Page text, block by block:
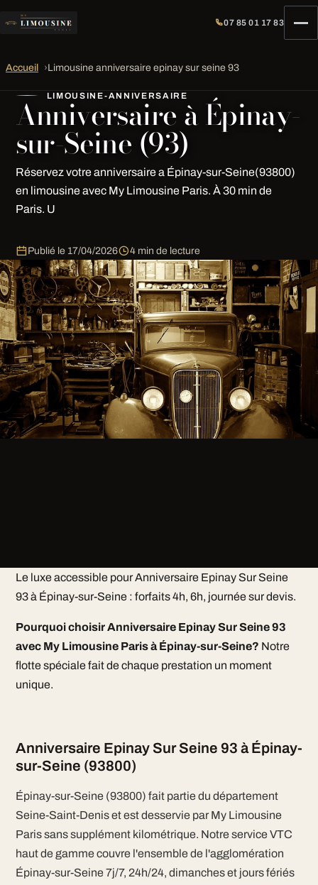
07 85 01 17 83
Accueil ›Limousine anniversaire epinay sur seine 93
LIMOUSINE-ANNIVERSAIRE
Anniversaire à Épinay-
sur-Seine (93)
Réservez votre anniversaire a Épinay-sur-Seine(93800)
en limousine avec My Limousine Paris. À 30 min de
Paris. U
Publié le 17/04/2026 4 min de lecture
Le luxe accessible pour Anniversaire Epinay Sur Seine
93 à Épinay-sur-Seine : forfaits 4h, 6h, journée sur devis.
Pourquoi choisir Anniversaire Epinay Sur Seine 93
avec My Limousine Paris à Épinay-sur-Seine? Notre
flotte spéciale fait de chaque prestation un moment
unique.
Anniversaire Epinay Sur Seine 93 à Épinay-
sur-Seine (93800)
Épinay-sur-Seine (93800) fait partie du département
Seine-Saint-Denis et est desservie par My Limousine
Paris sans supplément kilométrique. Notre service VTC
haut de gamme couvre l'ensemble de l'agglomération
Épinay-sur-Seine 7j/7, 24h/24, dimanches et jours fériés